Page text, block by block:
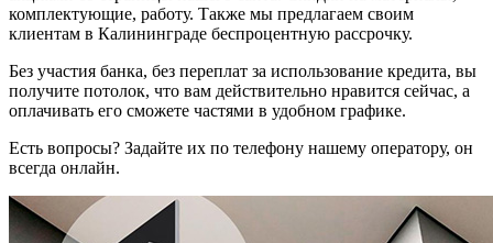
комплектующие, работу. Также мы предлагаем своим
клиентам в Калининграде беспроцентную рассрочку.
Без участия банка, без переплат за использование кредита, вы
получите потолок, что вам действительно нравится сейчас, а
оплачивать его сможете частями в удобном графике.
Есть вопросы? Задайте их по телефону нашему оператору, он
всегда онлайн.